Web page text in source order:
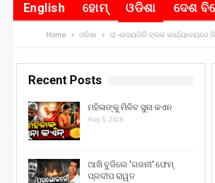
English ହୋମ୍ ଓଡିଶା ଦେଶ
Home ଓଡିଶା ରା -ଉଦୟଗିରି ବ୍ଲକ
Recent Posts
ମହିଳାଙ୍କୁ ମିଳିବ ସୁନା କଏନ
Aug 5, 2026
ଆଖି ବୁଜିଲେ ‘ଗଜନୀ’ ଫେମ୍
ପ୍ରଦୀପ ରାୱତ